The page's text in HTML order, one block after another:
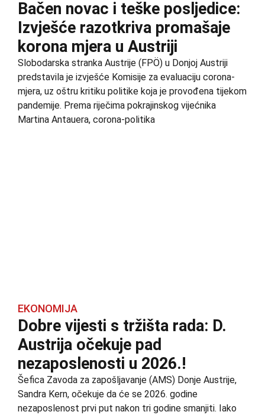
Bačen novac i teške posljedice:
Izvješće razotkriva promašaje
korona mjera u Austriji
Slobodarska stranka Austrije (FPÖ) u Donjoj Austriji
predstavila je izvješće Komisije za evaluaciju corona-
mjera, uz oštru kritiku politike koja je provođena tijekom
pandemije. Prema riječima pokrajinskog vijećnika
Martina Antauera, corona-politika
EKONOMIJA
Dobre vijesti s tržišta rada: D.
Austrija očekuje pad
nezaposlenosti u 2026.!
Šefica Zavoda za zapošljavanje (AMS) Donje Austrije,
Sandra Kern, očekuje da će se 2026. godine
nezaposlenost prvi put nakon tri godine smanjiti. Iako